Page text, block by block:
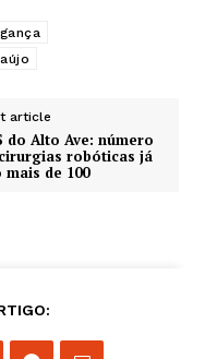
article
do Alto Ave: número
robóticas já
mais de 100